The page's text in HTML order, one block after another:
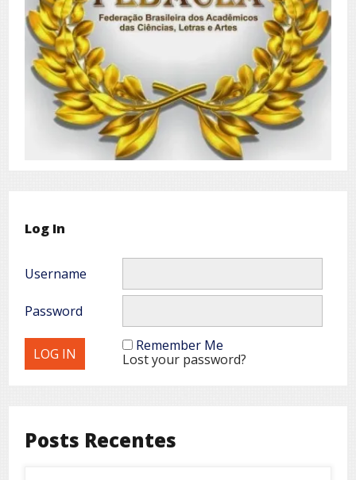
Log In
Username
Password
Remember Me
Lost your password?
Posts Recentes